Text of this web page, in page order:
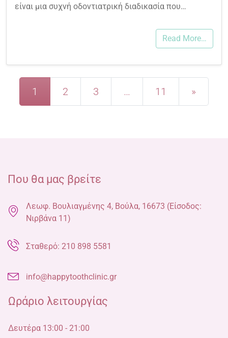
είναι μια συχνή οδοντιατρική διαδικασία που…
Read More…
Posts navigation
1 2 3 … 11 »
Που θα μας βρείτε
Λεωφ. Βουλιαγμένης 4, Βούλα, 16673 (Είσοδος:
Νιρβάνα 11)
Σταθερό: 210 898 5581
info@happytoothclinic.gr
Ωράριο λειτουργίας
Δευτέρα 13:00 - 21:00